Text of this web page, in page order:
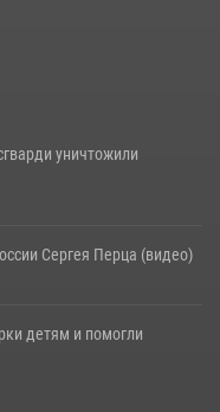
уничтожили
Сергея Перца (видео)
детям и помогли